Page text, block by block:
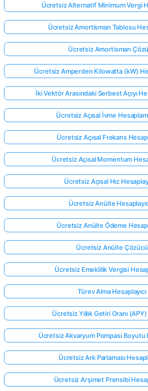
Ücretsiz Alternatif Minimum Vergi
Ücretsiz Amortisman Tablosu
Ücretsiz Amortisman
Ücretsiz Amperden Kilowatta (kW)
İki Vektör Arasındaki Serbest Açıyı
Ücretsiz Açısal İvme
Ücretsiz Açısal Frekans
Ücretsiz Açısal Momentum
Ücretsiz Açısal Hız
Ücretsiz Anüite
Ücretsiz Anüite Ödeme
Ücretsiz Anüite Çözücü
Ücretsiz Emeklilik Vergisi
Türev Alma Hesaplayıcı
Ücretsiz Yıllık Getiri Oranı
Ücretsiz Akvaryum Pompası Boyutu
Ücretsiz Ark Parlaması
Ücretsiz Arşimet Prensibi